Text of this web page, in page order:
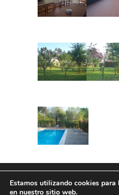
Diseño y
Estamos utilizando cookies
en nuestro sitio web.